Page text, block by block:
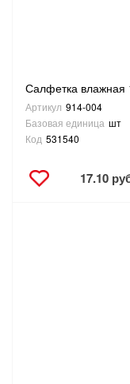
Салфетка влажная
Артикул 914-004
Базовая единица шт
Код 531540
17.10